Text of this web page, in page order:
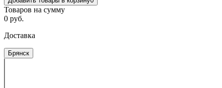
Товаров на сумму
0 руб.
Доставка
Брянск